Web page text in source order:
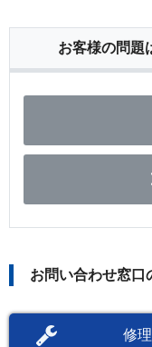
お客様の問題
お問い合わせ窓口
修